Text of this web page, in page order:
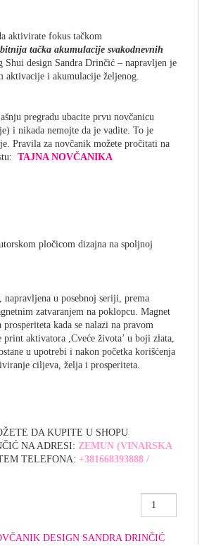
aktivirate fokus tačkom
tačka akumulacije svakodnevnih
Shui design Sandra Drinčić – napravljen je
aktivacije i akumulacije željenog.
pregradu ubacite prvu novčanicu
i nikada nemojte da je vadite. To je
Pravila za novčanik možete pročitati na
TAJNA NOVČANIKA
pločicom dizajna na spoljnoj
u posebnoj seriji, prema
zatvaranjem na poklopcu. Magnet
kada se nalazi na pravom
print aktivatora ,Cveće života’ u boji zlata,
u upotrebi i nakon početka korišćenja
ciljeva, želja i prosperiteta.
DA KUPITE U SHOPU
NA ADRESI: ZEMUN (VINARSKA
TELEFONA: +381668393888 /
DESIGN SANDRA DRINČIĆ